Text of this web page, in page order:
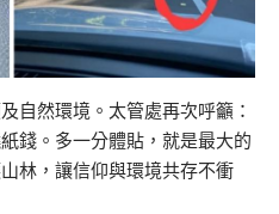
自然環境。太管處再次呼籲：
錢。多一分體貼，就是最大的
林，讓信仰與環境共存不衝